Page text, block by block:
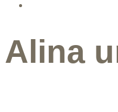
Alina